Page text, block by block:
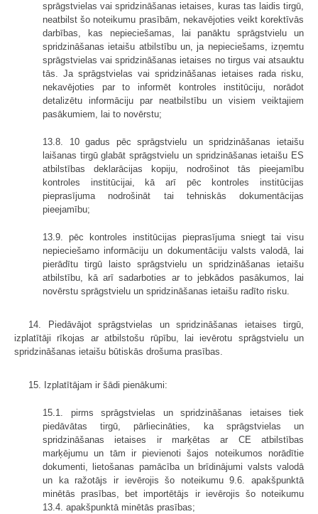
sprāgstvielas vai spridzināšanas ietaises, kuras tas laidis tirgū,
neatbilst šo noteikumu prasībām, nekavējoties veikt korektīvās
darbības, kas nepieciešamas, lai panāktu sprāgstvielu un
spridzināšanas ietaišu atbilstību un, ja nepieciešams, izņemtu
sprāgstvielas vai spridzināšanas ietaises no tirgus vai atsauktu
tās. Ja sprāgstvielas vai spridzināšanas ietaises rada risku,
nekavējoties par to informēt kontroles institūciju, norādot
detalizētu informāciju par neatbilstību un visiem veiktajiem
pasākumiem, lai to novērstu;
13.8. 10 gadus pēc sprāgstvielu un spridzināšanas ietaišu
laišanas tirgū glabāt sprāgstvielu un spridzināšanas ietaišu ES
atbilstības deklarācijas kopiju, nodrošinot tās pieejamību
kontroles institūcijai, kā arī pēc kontroles institūcijas
pieprasījuma nodrošināt tai tehniskās dokumentācijas
pieejamību;
13.9. pēc kontroles institūcijas pieprasījuma sniegt tai visu
nepieciešamo informāciju un dokumentāciju valsts valodā, lai
pierādītu tirgū laisto sprāgstvielu un spridzināšanas ietaišu
atbilstību, kā arī sadarboties ar to jebkādos pasākumos, lai
novērstu sprāgstvielu un spridzināšanas ietaišu radīto risku.
14. Piedāvājot sprāgstvielas un spridzināšanas ietaises tirgū,
izplatītāji rīkojas ar atbilstošu rūpību, lai ievērotu sprāgstvielu un
spridzināšanas ietaišu būtiskās drošuma prasības.
15. Izplatītājam ir šādi pienākumi:
15.1. pirms sprāgstvielas un spridzināšanas ietaises tiek
piedāvātas tirgū, pārliecināties, ka sprāgstvielas un
spridzināšanas ietaises ir marķētas ar CE atbilstības
marķējumu un tām ir pievienoti šajos noteikumos norādītie
dokumenti, lietošanas pamācība un brīdinājumi valsts valodā
un ka ražotājs ir ievērojis šo noteikumu 9.6. apakšpunktā
minētās prasības, bet importētājs ir ievērojis šo noteikumu
13.4. apakšpunktā minētās prasības;